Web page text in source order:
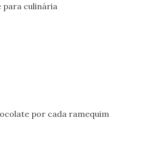
para culinária
por cada ramequim